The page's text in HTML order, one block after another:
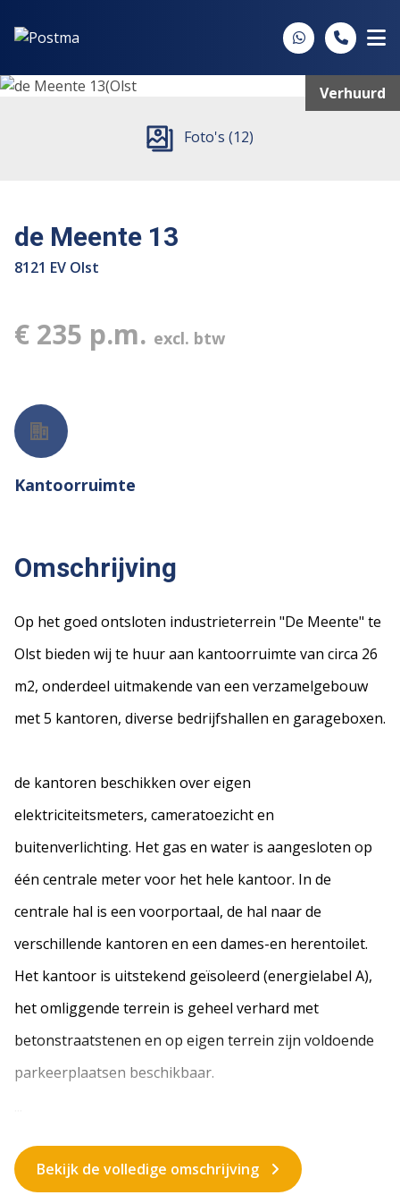
Verhuurd
Foto's (12)
de Meente 13
8121 EV Olst
€ 235 p.m. excl. btw
Kantoorruimte
Omschrijving
Op het goed ontsloten industrieterrein "De Meente" te
Olst bieden wij te huur aan kantoorruimte van circa 26
m2, onderdeel uitmakende van een verzamelgebouw
met 5 kantoren, diverse bedrijfshallen en garageboxen.
de kantoren beschikken over eigen
elektriciteitsmeters, cameratoezicht en
buitenverlichting. Het gas en water is aangesloten op
één centrale meter voor het hele kantoor. In de
centrale hal is een voorportaal, de hal naar de
verschillende kantoren en een dames-en herentoilet.
Het kantoor is uitstekend geïsoleerd (energielabel A),
het omliggende terrein is geheel verhard met
betonstraatstenen en op eigen terrein zijn voldoende
parkeerplaatsen beschikbaar.
Bekijk de volledige omschrijving